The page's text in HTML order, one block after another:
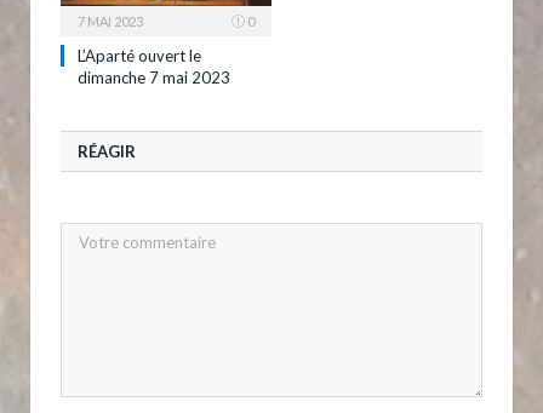
7 MAI 2023 0
L’Aparté ouvert le
dimanche 7 mai 2023
RÉAGIR